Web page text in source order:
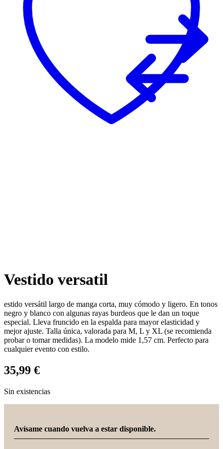
Vestido versatil
estido versátil largo de manga corta, muy cómodo y ligero. En tonos
negro y blanco con algunas rayas burdeos que le dan un toque
especial. Lleva fruncido en la espalda para mayor elasticidad y
mejor ajuste. Talla única, valorada para M, L y XL (se recomienda
probar o tomar medidas). La modelo mide 1,57 cm. Perfecto para
cualquier evento con estilo.
35,99 €
Sin existencias
Avísame cuando vuelva a estar disponible.